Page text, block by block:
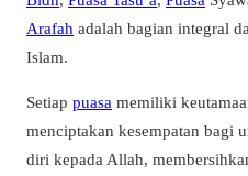
Arafah adalah bagian integral
Islam.
Setiap puasa memiliki
menciptakan kesempatan bagi
diri kepada Allah,